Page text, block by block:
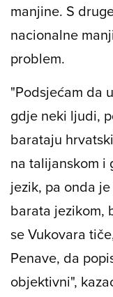
manjine. S
nacionalne
problem.
"Podsjećam da
gdje neki ljudi,
barataju
na talijanskom i
jezik, pa onda
barata jezikom,
se Vukovara
Penave, da
objektivni",